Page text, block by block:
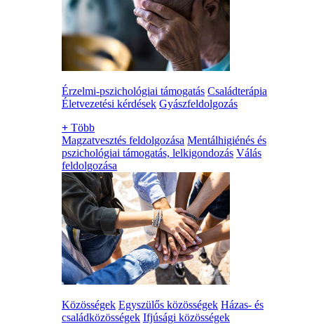
Érzelmi-pszichológiai támogatás Családterápia
Életvezetési kérdések Gyászfeldolgozás
+ Több
Magzatvesztés feldolgozása Mentálhigiénés és
pszichológiai támogatás, lelkigondozás Válás
feldolgozása
Közösségek Egyszülős közösségek Házas- és
családközösségek Ifjúsági közösségek